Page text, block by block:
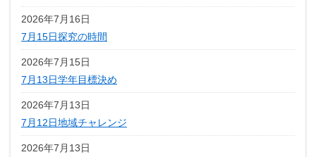
2026年7月16日
7月15日探究の時間
2026年7月15日
7月13日学年目標決め
2026年7月13日
7月12日地域チャレンジ
2026年7月13日